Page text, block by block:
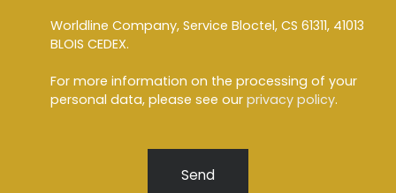
Worldline Company, Service Bloctel, CS 61311, 41013
BLOIS CEDEX.
For more information on the processing of your
personal data, please see our privacy policy.
Send